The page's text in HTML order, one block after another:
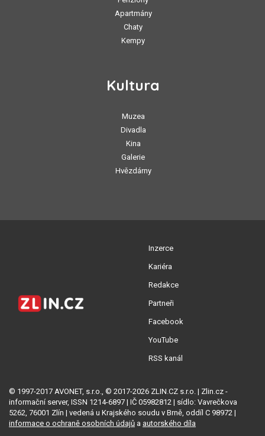
Apartmány
Chaty
Kempy
Kultura
Muzea
Divadla
Kina
Galerie
Hvězdárny
Inzerce
Kariéra
Redakce
Partneři
Facebook
YouTube
RSS kanál
© 1997-2017 AVONET, s.r.o., © 2017-2026 ZLIN.CZ s.r.o. | Zlin.cz -
informační server, ISSN 1214-6897 | IČ 05982812 | sídlo: Vavrečkova
5262, 76001 Zlín | vedená u Krajského soudu v Brně, oddíl C 98972 |
informace o ochraně osobních údajů a autorského díla